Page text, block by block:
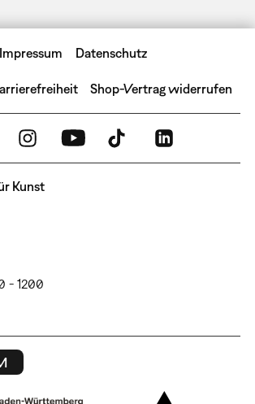
Impressum Datenschutz
Shop-Vertrag widerrufen
Kunst
- 1200